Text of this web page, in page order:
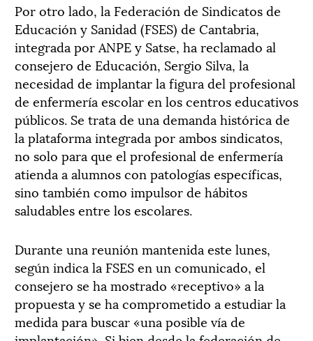
Por otro lado, la Federación de Sindicatos de
Educación y Sanidad (FSES) de Cantabria,
integrada por ANPE y Satse, ha reclamado al
consejero de Educación, Sergio Silva, la
necesidad de implantar la figura del profesional
de enfermería escolar en los centros educativos
públicos. Se trata de una demanda histórica de
la plataforma integrada por ambos sindicatos,
no solo para que el profesional de enfermería
atienda a alumnos con patologías específicas,
sino también como impulsor de hábitos
saludables entre los escolares.
Durante una reunión mantenida este lunes,
según indica la FSES en un comunicado, el
consejero se ha mostrado «receptivo» a la
propuesta y se ha comprometido a estudiar la
medida para buscar «una posible vía de